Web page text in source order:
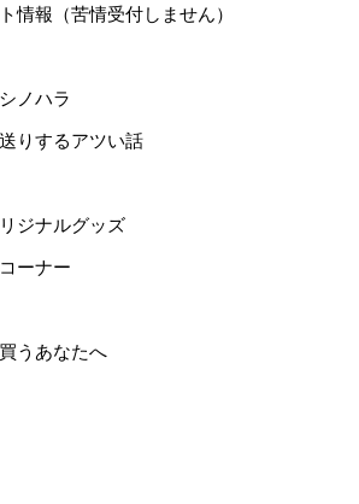
情報（苦情受付しません）
ノハラ
りするアツい話
ジナルグッズ
ーナー
うあなたへ